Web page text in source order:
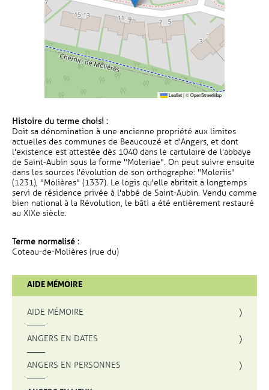
Leaflet|©OpenStreetMap
Histoire du terme choisi :
Doit sa dénomination à une ancienne propriété aux limites
actuelles des communes de Beaucouzé et d'Angers, et dont
l'existence est attestée dès 1040 dans le cartulaire de l'abbaye
de Saint-Aubin sous la forme "Moleriae". On peut suivre ensuite
dans les sources l'évolution de son orthographe: "Moleriis"
(1231), "Molières" (1337). Le logis qu'elle abritait a longtemps
servi de résidence privée à l'abbé de Saint-Aubin. Vendu comme
bien national à la Révolution, le bâti a été entièrement restauré
au XIXe siècle.
Terme normalisé :
Coteau-de-Molières (rue du)
AIDE MÉMOIRE
AIDE MÉMOIRE
ANGERS EN DATES
ANGERS EN PERSONNES